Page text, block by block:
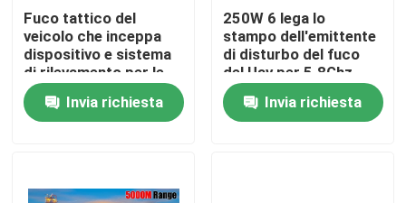
Casa
Video
Fuco tattico del
veicolo che inceppa
dispositivo e sistema
di rilevamento per le
zone protette
Invia richiesta
250W 6 lega lo
stampo dell'emittente
di disturbo del fuco
del Uav per 5.8Ghz
2.4Ghz 433Mhz
800Mhz e GPS L1 L2
Invia richiesta